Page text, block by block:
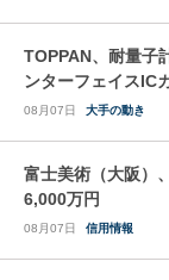
TOPPAN、耐量子
ンターフェイスIC
08月07日 大手の動き
富士美術（大阪）
6,000万円
08月07日 信用情報